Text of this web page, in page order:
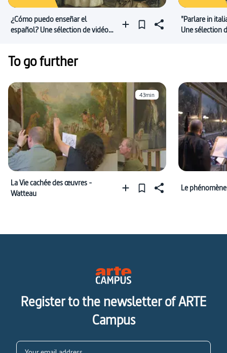
¿Cómo puedo enseñar el
español? Une sélection de vidéos
"Parlare in
Une sélection
To go further
43min
La Vie cachée des œuvres -
Watteau
Le
Register to the newsletter of ARTE
Campus